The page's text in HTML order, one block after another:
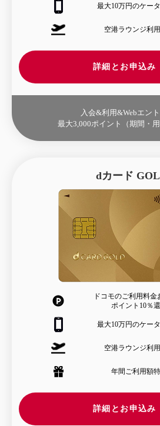
最大10万円のケー
空港ラウンジ利
詳細とお申込み
入会&利用&Webエン
最大3,000ポイント
（期間・
dカード
ドコモのご利用料金
ポイント10％
最大10万円のケー
空港ラウンジ利
年間ご利用額
詳細とお申込み